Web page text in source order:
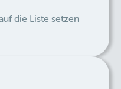
die Liste setzen